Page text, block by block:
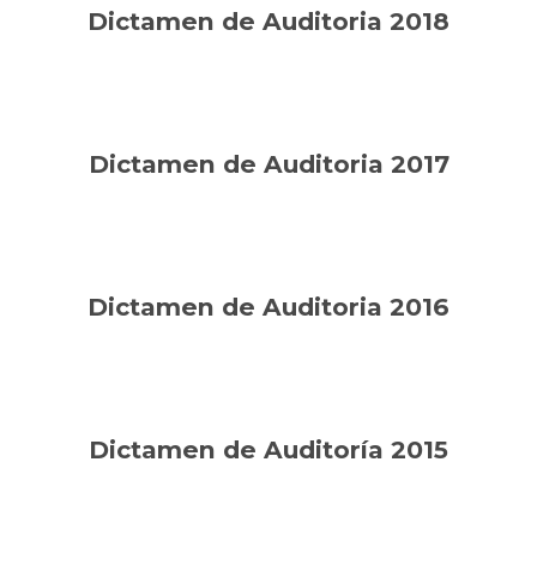
Dictamen de Auditoria 2018
Dictamen de Auditoria 2017
Dictamen de Auditoria 2016
Dictamen de Auditoría 2015